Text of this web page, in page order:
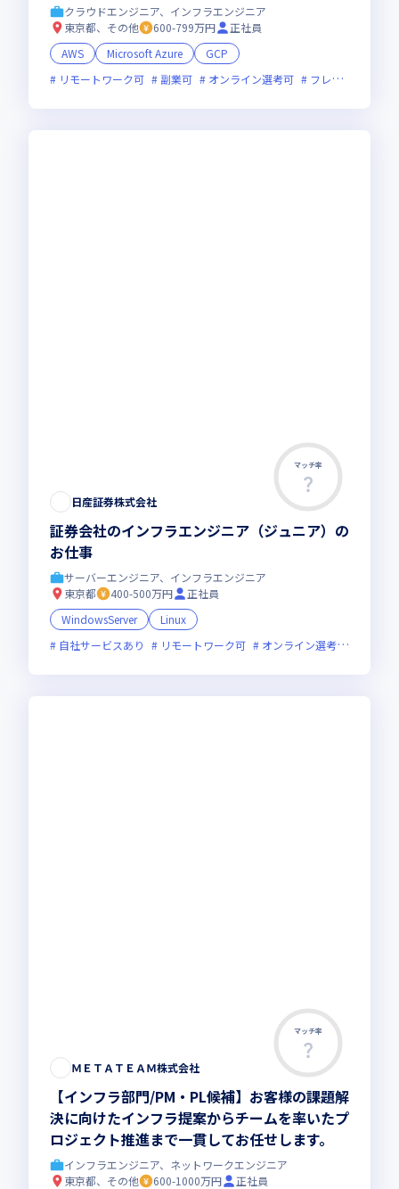
クラウドエンジニア、インフラエンジニア
東京都、その他
600-799万円
正社員
AWS
Microsoft Azure
GCP
リモートワーク可
副業可 オンライン選考可 フレックス制度あり
マッチ率
日産証券株式会社
証券会社のインフラエンジニア（ジュニア）の
お仕事
サーバーエンジニア、インフラエンジニア
東京都
400-500万円
正社員
WindowsServer
Linux
自社サービスあり
リモートワーク可 オンライン選考可
マッチ率
ＭＥＴＡＴＥＡＭ株式会社
【インフラ部門/PM・PL候補】お客様の課題解
決に向けたインフラ提案からチームを率いたプ
ロジェクト推進まで一貫してお任せします。
インフラエンジニア、ネットワークエンジニア
東京都、その他
600-1000万円
正社員